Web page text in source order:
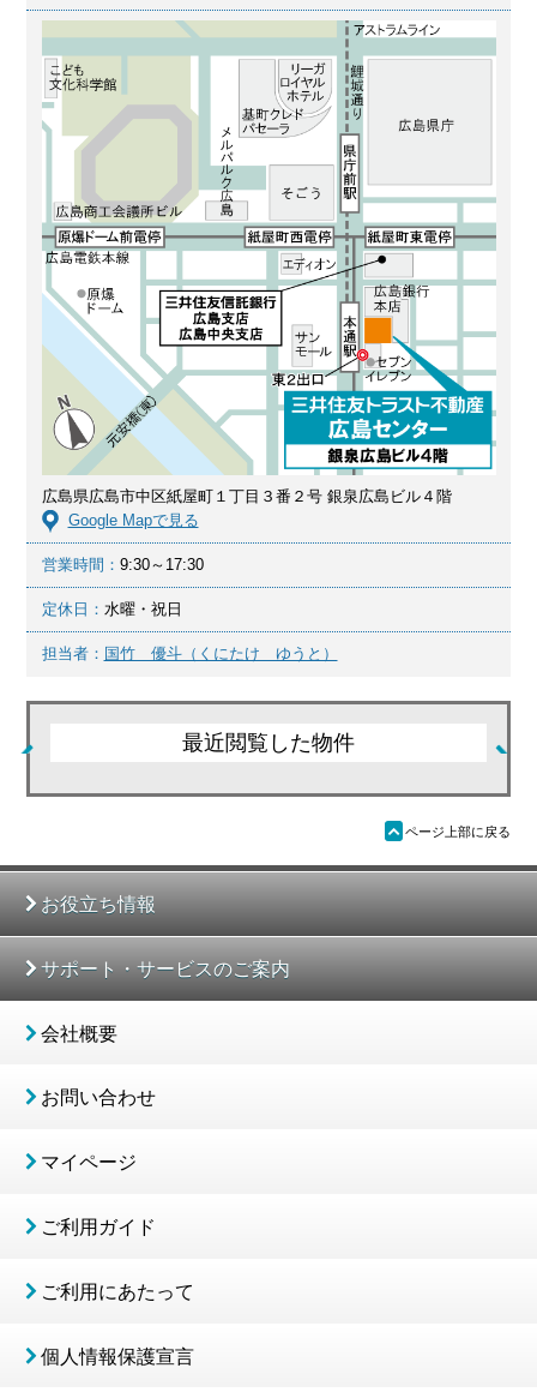
広島県広島市中区紙屋町１丁目３番２号 銀泉広島ビル４階
Google Mapで見る
営業時間： 9:30～17:30
定休日： 水曜・祝日
担当者： 国竹 優斗（くにたけ ゆうと）
最近閲覧した物件
ü ページ上部に戻る
お役立ち情報
サポート・サービスのご案内
会社概要
お問い合わせ
マイページ
ご利用ガイド
ご利用にあたって
個人情報保護宣言